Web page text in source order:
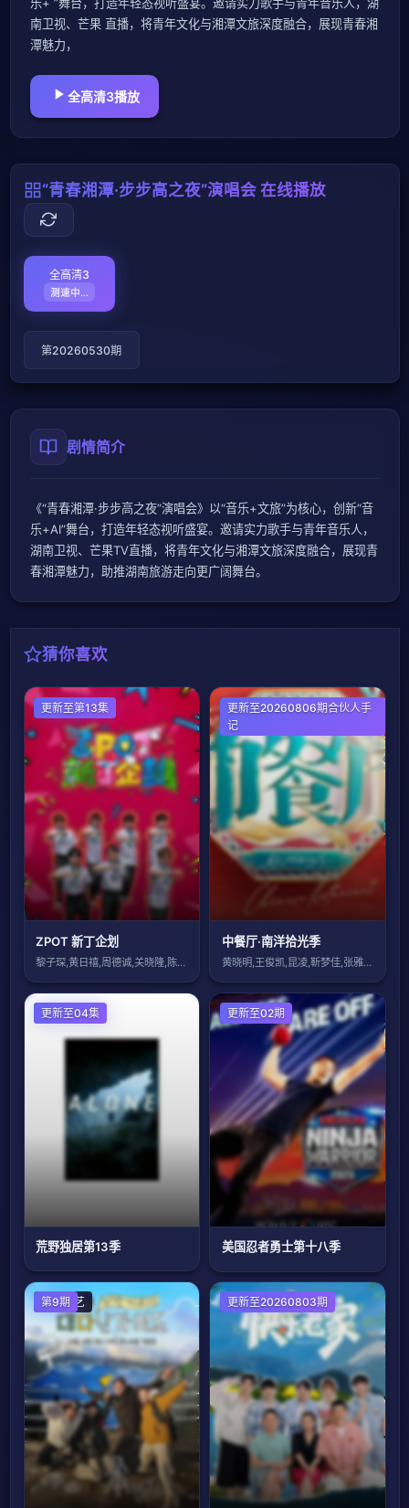
南卫视、芒果 直播，将青年文化与湘潭文旅深度融合，展现青春湘
潭魅力，
全高清3播放
“青春湘潭·步步高之夜”演唱会 在线播放
全高清3
测速失败
第20260530期
剧情简介
《“青春湘潭·步步高之夜”演唱会》以“音乐+文旅”为核心，创新“音
乐+AI”舞台，打造年轻态视听盛宴。邀请实力歌手与青年音乐人，
湖南卫视、芒果TV直播，将青年文化与湘潭文旅深度融合，展现青
春湘潭魅力，助推湖南旅游走向更广阔舞台。
猜你喜欢
港台综艺
更新至第13集
ZPOT 新丁企划
黎子琛,黄日禧,周德诚,关晓隆,陈缙羲,
大陆综艺
更新至20260806期合伙人手
记
中餐厅·南洋拾光季
黄晓明,王俊凯,昆凌,靳梦佳,张雅琪,林
欧美综艺
更新至04集
荒野独居第13季
欧美综艺
更新至02期
美国忍者勇士第十八季
日韩综艺
第9期 大陆综艺
更新至20260803期